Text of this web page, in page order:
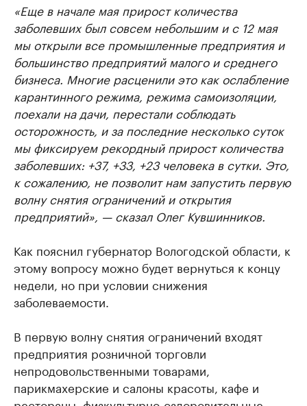
«Еще в начале мая прирост количества
заболевших был совсем небольшим и с 12 мая
мы открыли все промышленные предприятия и
большинство предприятий малого и среднего
бизнеса. Многие расценили это как ослабление
карантинного режима, режима самоизоляции,
поехали на дачи, перестали соблюдать
осторожность, и за последние несколько суток
мы фиксируем рекордный прирост количества
заболевших: +37, +33, +23 человека в сутки. Это,
к сожалению, не позволит нам запустить первую
волну снятия ограничений и открытия
предприятий», — сказал Олег Кувшинников.
Как пояснил губернатор Вологодской области, к
этому вопросу можно будет вернуться к концу
недели, но при условии снижения
заболеваемости.
В первую волну снятия ограничений входят
предприятия розничной торговли
непродовольственными товарами,
парикмахерские и салоны красоты, кафе и